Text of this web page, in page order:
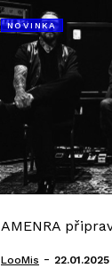
NOVINKA
AMENRA
LooMis - 22.01.2025